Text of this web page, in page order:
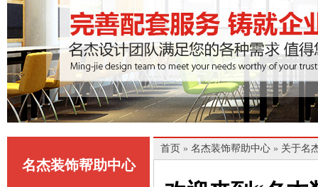
名杰装饰帮助中心
首页 » 名杰装饰帮助中心 » 关于名